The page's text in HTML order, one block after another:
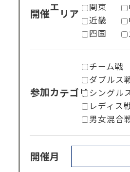
開催エリア
関東
近畿
四国
参加カテゴリ
チーム戦
ダブルス
シングル
レディス
男女混合
開催月